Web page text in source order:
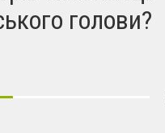
голови?